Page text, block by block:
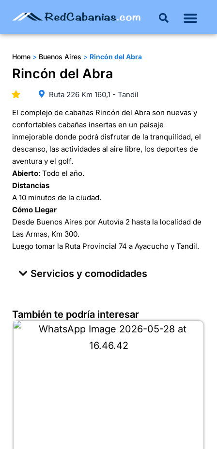
Home > Buenos Aires > Rincón del Abra
Rincón del Abra
Ruta 226 Km 160,1 - Tandil
El complejo de cabañas Rincón del Abra son nuevas y
confortables cabañas insertas en un paisaje
inmejorable donde podrá disfrutar de la tranquilidad, el
descanso, las actividades al aire libre, los deportes de
aventura y el golf.
Abierto: Todo el año.
Distancias
A 10 minutos de la ciudad.
Cómo Llegar
Desde Buenos Aires por Autovía 2 hasta la localidad de
Las Armas, Km 300.
Luego tomar la Ruta Provincial 74 a Ayacucho y Tandil.
Servicios y comodidades
También te podría interesar